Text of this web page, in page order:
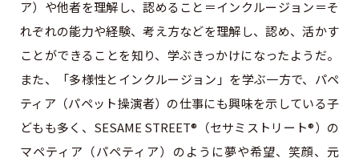
ア）や他者を理解し、認めること＝インクルージョン＝そ
れぞれの能力や経験、考え方などを理解し、認め、活かす
ことができることを知り、学ぶきっかけになったようだ。
また、「多様性とインクルージョン」を学ぶ一方で、パペ
ティア（パペット操演者）の仕事にも興味を示している子
どもも多く、SESAME STREET®（セサミストリート®）の
マペティア（パペティア）のように夢や希望、笑顔、元